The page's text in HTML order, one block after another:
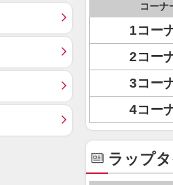
コーナ
1コー
2コー
3コー
4コー
ラップ